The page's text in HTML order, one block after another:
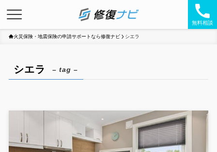
無料相談
火災保険・地震保険の申請サポートなら修復ナビ シエラ
シエラ – tag –